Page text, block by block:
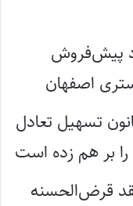
پیش‌فروش
اصفهان
تسهیل تعادل
بر هم زده است
عقد قرض‌الحسنه